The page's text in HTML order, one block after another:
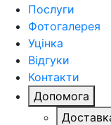
Послуги
Фотогалерея
Уцінка
Відгуки
Контакти
Допомога